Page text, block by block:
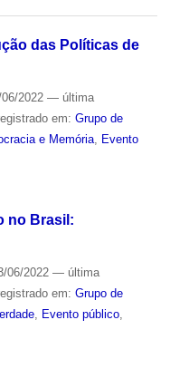
das Políticas de
2022 — última
em: Grupo de
e Memória,
Evento
no Brasil:
06/2022 — última
em: Grupo de
, Evento público,